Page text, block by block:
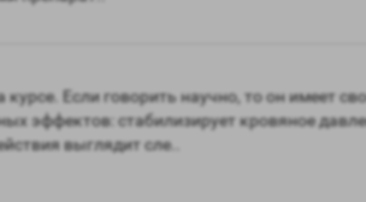
Если говорить научно, то он имеет
эффектов: стабилизирует кровяное
выглядит сле..